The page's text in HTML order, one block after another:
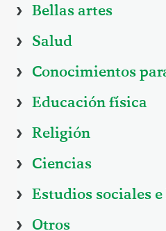
Bellas artes
Salud
Conocimientos
Educación física
Religión
Ciencias
Estudios sociales
Otros